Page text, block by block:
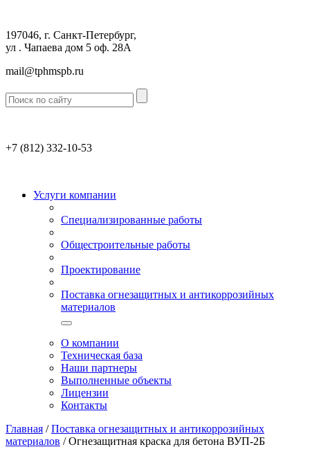
197046, г. Санкт-Петербург,
ул . Чапаева дом 5 оф. 28А
mail@tphmspb.ru
+7 (812) 332-10-53
Услуги компании
Специализированные работы
Общестроительные работы
Проектирование
Поставка огнезащитных и антикоррозийных
материалов
О компании
Техническая база
Наши партнеры
Выполненные объекты
Лицензии
Контакты
Главная /Поставка огнезащитных и антикоррозийных
материалов /Огнезащитная краска для бетона ВУП-2Б